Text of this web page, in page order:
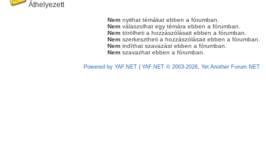
Áthelyezett
Nem nyithat témákat ebben a fórumban.
Nem válaszolhat egy témára ebben a fórumban.
Nem törölheti a hozzászólásait ebben a fórumban.
Nem szerkesztheti a hozzászólásait ebben a fórumban.
Nem indíthat szavazást ebben a fórumban.
Nem szavazhat ebben a fórumban.
Powered by YAF.NET YAF.NET © 2003-2026, Yet Another Forum.NET